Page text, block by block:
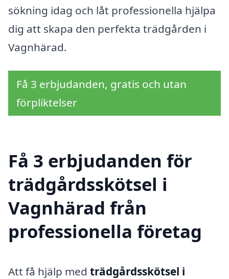
sökning idag och låt professionella hjälpa
dig att skapa den perfekta trädgården i
Vagnhärad.
Få 3 erbjudanden, gratis och utan
förpliktelser
Få 3 erbjudanden för
trädgårdsskötsel i
Vagnhärad från
professionella företag
Att få hjälp med trädgårdsskötsel i